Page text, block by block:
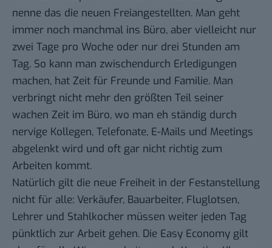
nenne das die neuen Freiangestellten. Man geht
immer noch manchmal ins Büro, aber vielleicht nur
zwei Tage pro Woche oder nur drei Stunden am
Tag. So kann man zwischendurch Erledigungen
machen, hat Zeit für Freunde und Familie. Man
verbringt nicht mehr den größten Teil seiner
wachen Zeit im Büro, wo man eh ständig durch
nervige Kollegen, Telefonate, E-Mails und Meetings
abgelenkt wird und oft gar nicht richtig zum
Arbeiten kommt.
Natürlich gilt die neue Freiheit in der Festanstellung
nicht für alle: Verkäufer, Bauarbeiter, Fluglotsen,
Lehrer und Stahlkocher müssen weiter jeden Tag
pünktlich zur Arbeit gehen. Die Easy Economy gilt